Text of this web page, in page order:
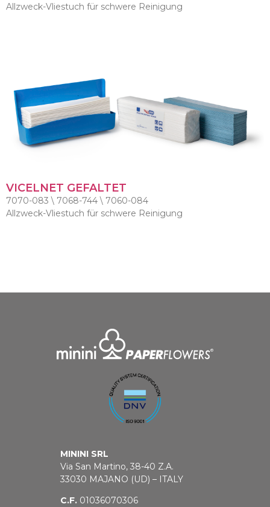
Allzweck-Vliestuch für schwere Reinigung
VICELNET GEFALTET
7070-083 \ 7068-744 \ 7060-084
Allzweck-Vliestuch für schwere Reinigung
MININI SRL
Via San Martino, 38-40 Z.A.
33030 MAJANO (UD) – ITALY
C.F. 01036070306